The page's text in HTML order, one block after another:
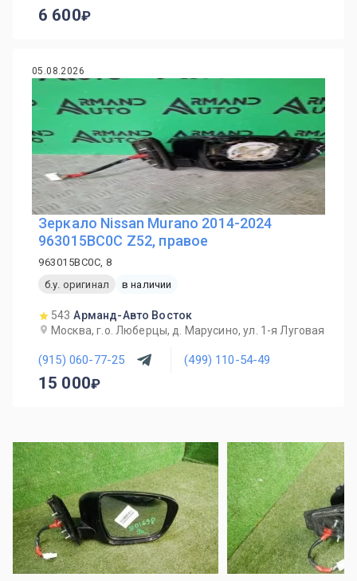
6 600
05.08.2026
Зеркало Nissan Murano 2014-2024
963015BC0C Z52, правое
963015BC0C, 8
б.у. оригинал
в наличии
543 Арманд-Авто Восток
Москва, г.о. Люберцы, д. Марусино, ул. 1-я Луговая
(915) 060-77-25 (499) 110-54-49
15 000